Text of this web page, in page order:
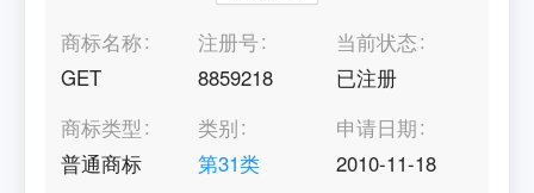
商标名称
GET
注册号
8859218
当前状态
已注册
商标类型
普通商标
类别
第31类
申请日期
2010-11-18